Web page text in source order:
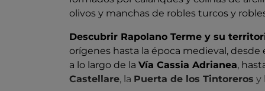
olivos y manchas de robles turcos y
Descubrir Rapolano Terme y su
orígenes hasta la época medieval,
a lo largo de la Vía Cassia Adrianea,
Castellare, la Puerta de los Tintoreros y